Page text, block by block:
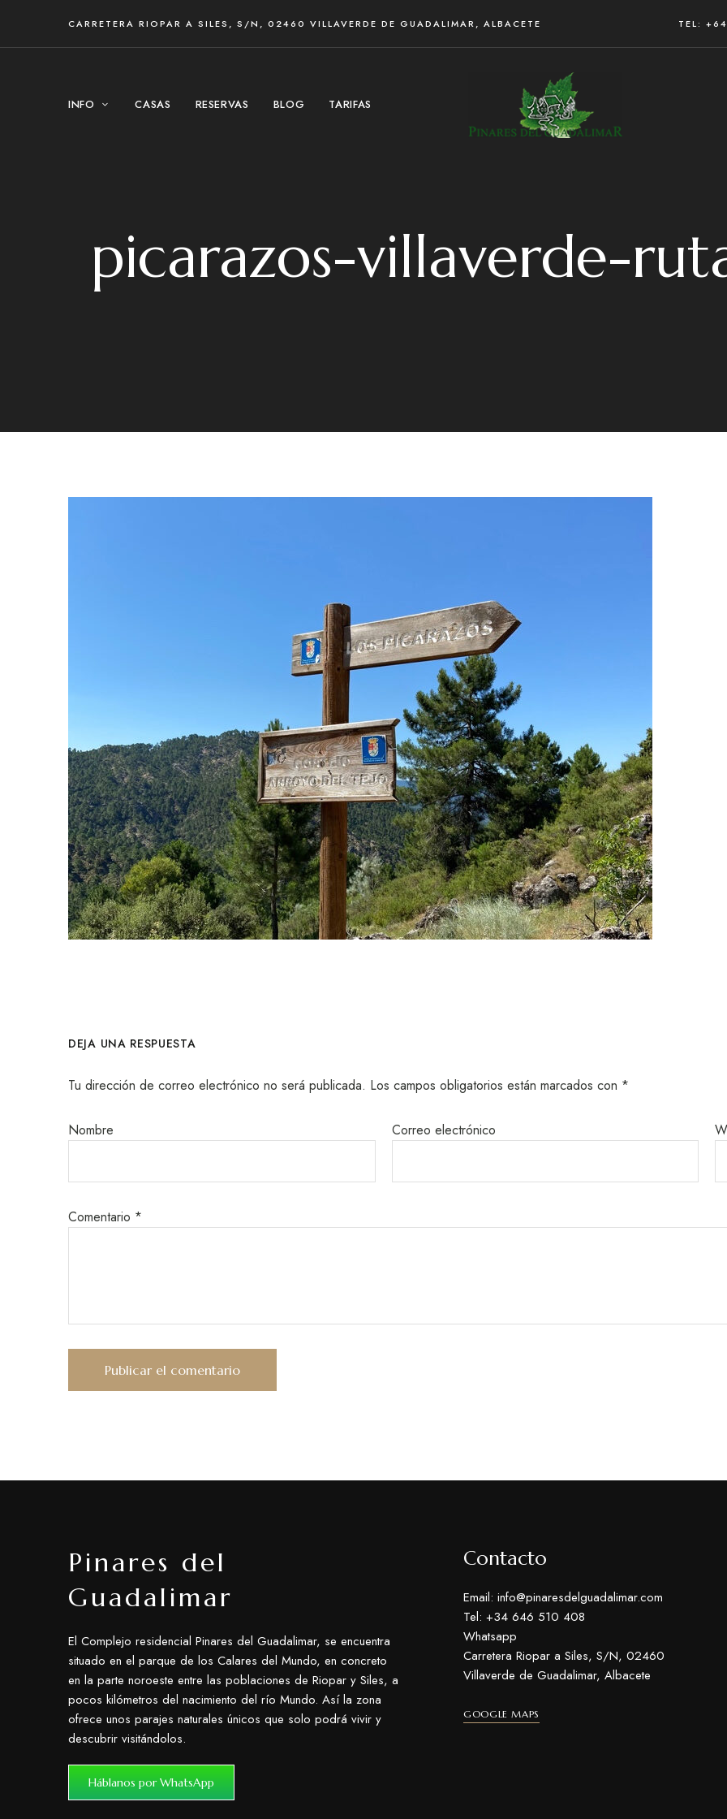
CARRETERA RIOPAR A SILES, S/N, 02460 VILLAVERDE DE GUADALIMAR, ALBACETE TEL:
INFO CASAS RESERVAS BLOG TARIFAS
picarazos-villaverde-
DEJA UNA RESPUESTA
Tu dirección de correo electrónico no será publicada. Los campos obligatorios están marcados con *
Nombre Correo electrónico
Comentario *
Pinares del
Guadalimar
El Complejo residencial Pinares del Guadalimar, se encuentra
situado en el parque de los Calares del Mundo, en concreto
en la parte noroeste entre las poblaciones de Riopar y Siles, a
pocos kilómetros del nacimiento del río Mundo. Así la zona
ofrece unos parajes naturales únicos que solo podrá vivir y
descubrir visitándolos.
Háblanos por WhatsApp
Contacto
Email: info@pinaresdelguadalimar.com
Tel: +34 646 510 408
Whatsapp
Carretera Riopar a Siles, S/N, 02460
Villaverde de Guadalimar, Albacete
GOOGLE MAPS